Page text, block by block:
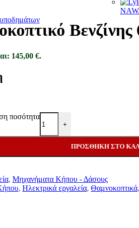
Βενζίνης
145,00 €.
ποσότητα
+
ΠΡΟΣΘΉΚΗ ΣΤΟ
, Μηχανήματα Κήπου - Δάσους
, Ηλεκτρικά εργαλεία, Θαμνοκοπτικά,